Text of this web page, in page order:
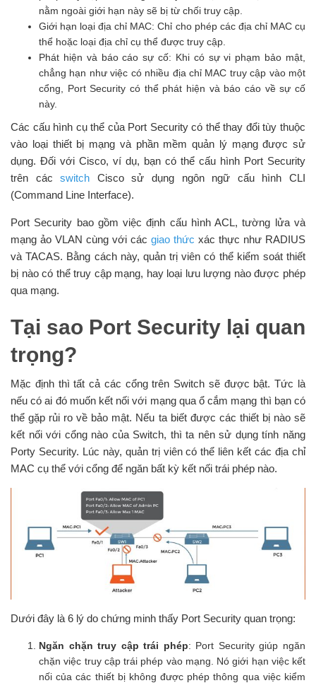
nằm ngoài giới hạn này sẽ bị từ chối truy cập.
Giới hạn loại địa chỉ MAC: Chỉ cho phép các địa chỉ MAC cụ
thể hoặc loại địa chỉ cụ thể được truy cập.
Phát hiện và báo cáo sự cố: Khi có sự vi phạm bảo mật,
chẳng hạn như việc có nhiều địa chỉ MAC truy cập vào một
cổng, Port Security có thể phát hiện và báo cáo về sự cố
này.
Các cấu hình cụ thể của Port Security có thể thay đổi tùy thuộc
vào loại thiết bị mạng và phần mềm quản lý mạng được sử
dụng. Đối với Cisco, ví dụ, bạn có thể cấu hình Port Security
trên cácswitch Cisco sử dụng ngôn ngữ cấu hình CLI
(Command Line Interface).
Port Security bao gồm việc định cấu hình ACL, tường lửa và
mạng ảo VLAN cùng với các giao thức xác thực như RADIUS
và TACAS. Bằng cách này, quản trị viên có thể kiểm soát thiết
bị nào có thể truy cập mạng, hay loại lưu lượng nào được phép
qua mạng.
Tại sao Port Security lại quan
trọng?
Mặc định thì tất cả các cổng trên Switch sẽ được bật. Tức là
nếu có ai đó muốn kết nối với mạng qua ổ cắm mạng thì bạn có
thể gặp rủi ro về bảo mật. Nếu ta biết được các thiết bị nào sẽ
kết nối với cổng nào của Switch, thì ta nên sử dụng tính năng
Porty Security. Lúc này, quản trị viên có thể liên kết các địa chỉ
MAC cụ thể với cổng để ngăn bất kỳ kết nối trái phép nào.
Dưới đây là 6 lý do chứng minh thấy Port Security quan trọng:
Ngăn chặn truy cập trái phép: Port Security giúp ngăn
chặn việc truy cập trái phép vào mạng. Nó giới hạn việc kết
nối của các thiết bị không được phép thông qua việc kiểm